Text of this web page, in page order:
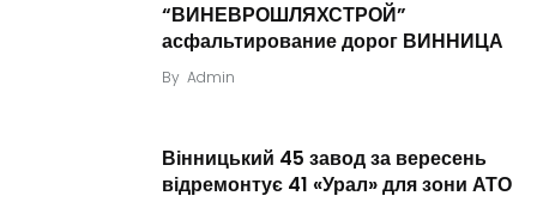
“ВИНЕВРОШЛЯХСТРОЙ”
асфальтирование дорог ВИННИЦА
By Admin
Вінницький 45 завод за вересень
відремонтує 41 «Урал» для зони АТО